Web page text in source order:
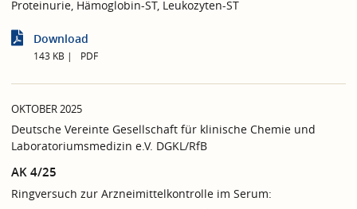
Proteinurie, Hämoglobin-ST, Leukozyten-ST
Download
143 KB PDF
OKTOBER 2025
Deutsche Vereinte Gesellschaft für klinische Chemie und
Laboratoriumsmedizin e.V. DGKL/RfB
AK 4/25
Ringversuch zur Arzneimittelkontrolle im Serum: